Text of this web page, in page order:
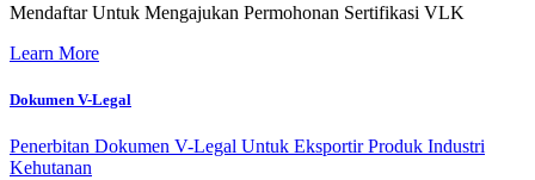
Mendaftar Untuk Mengajukan Permohonan Sertifikasi VLK
Learn More
Dokumen V-Legal
Penerbitan Dokumen V-Legal Untuk Eksportir Produk Industri
Kehutanan